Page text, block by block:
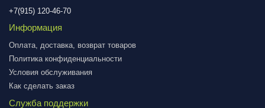
+7(915) 120-46-70
Информация
Оплата, доставка, возврат товаров
Политика конфиденциальности
Условия обслуживания
Как сделать заказ
Служба поддержки